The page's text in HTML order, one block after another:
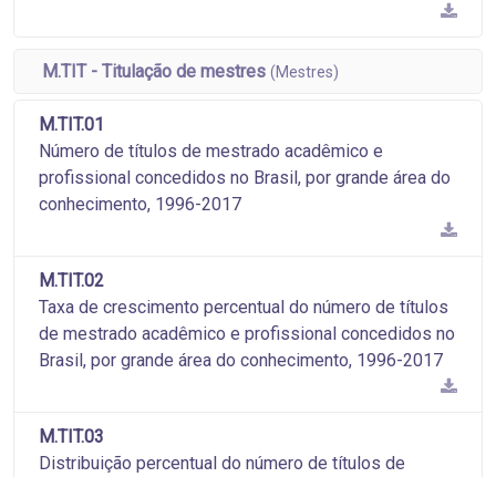
M.TIT - Titulação de mestres (Mestres)
M.TIT.01
Número de títulos de mestrado acadêmico e
profissional concedidos no Brasil, por grande área do
conhecimento, 1996-2017
M.TIT.02
Taxa de crescimento percentual do número de títulos
de mestrado acadêmico e profissional concedidos no
Brasil, por grande área do conhecimento, 1996-2017
M.TIT.03
Distribuição percentual do número de títulos de